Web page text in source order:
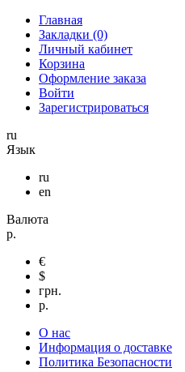
Главная
Закладки (0)
Личный кабинет
Корзина
Оформление заказа
Войти
Зарегистрироваться
ru
Язык
ru
en
Валюта
р.
€
$
грн.
р.
О нас
Информация о доставке
Политика Безопасности